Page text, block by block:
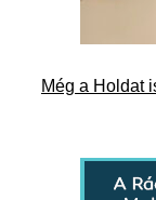
Még a Holdat